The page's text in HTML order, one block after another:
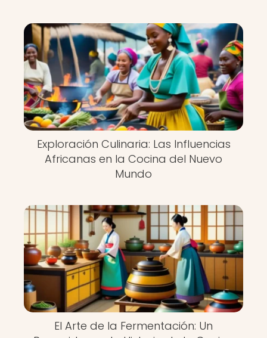
Exploración Culinaria: Las Influencias
Africanas en la Cocina del Nuevo
Mundo
El Arte de la Fermentación: Un